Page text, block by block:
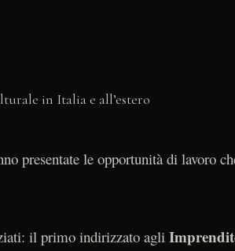
presentate le opportunità di lavoro
il primo indirizzato agli